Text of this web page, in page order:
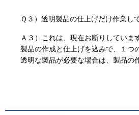
Ｑ３）透明製品の仕上げだけ作業し
Ａ３）これは、現在お断りしていま
製品の作成と仕上げを込みで、１つ
透明な製品が必要な場合は、製品の